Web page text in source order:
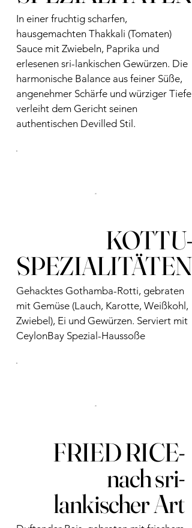
In einer fruchtig scharfen,
hausgemachten Thakkali (Tomaten)
Sauce mit Zwiebeln, Paprika und
erlesenen sri-lankischen Gewürzen. Die
harmonische Balance aus feiner Süße,
angenehmer Schärfe und würziger Tiefe
verleiht dem Gericht seinen
authentischen Devilled Stil.
KOTTU-
SPEZIALITÄTEN
Gehacktes Gothamba-Rotti, gebraten
mit Gemüse (Lauch, Karotte, Weißkohl,
Zwiebel), Ei und Gewürzen. Serviert mit
CeylonBay Spezial-Haussoße
FRIED RICE-
nach sri-
lankischer Art